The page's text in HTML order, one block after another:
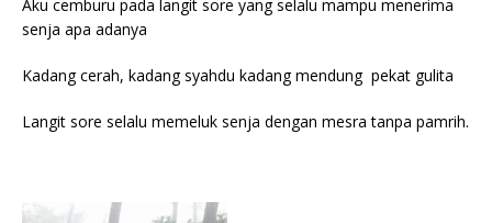
Aku cemburu pada langit sore yang selalu mampu menerima
senja apa adanya
Kadang cerah, kadang syahdu kadang mendung pekat gulita
Langit sore selalu memeluk senja dengan mesra tanpa pamrih.